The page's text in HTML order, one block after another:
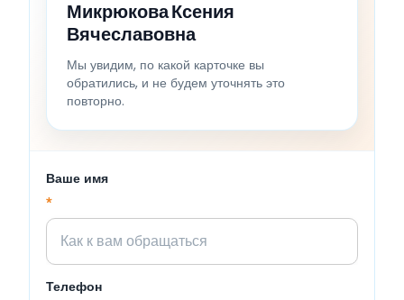
Микрюкова Ксения
Вячеславовна
Мы увидим, по какой карточке вы
обратились, и не будем уточнять это
повторно.
Ваше имя
*
Телефон